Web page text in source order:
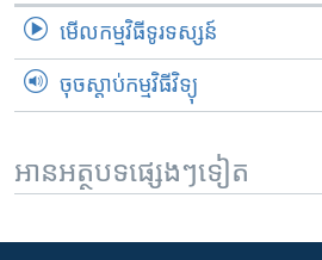
មើល​កម្មវិធី​ទូរទស្សន៍
ចុចស្តាប់កម្មវិធីវិទ្យុ
អានអត្ថបទផ្សេងៗទៀត